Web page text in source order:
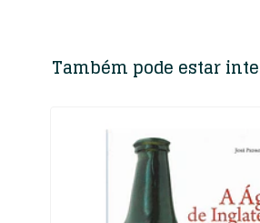
Também pode estar